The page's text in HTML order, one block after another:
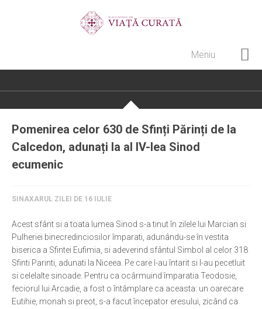
Meniu
Pateric Atonit
Istoria Bisericii
Cenaclu creștin
Noi și Biserica
Rânduieli liturgice
Predici și cateheze
Pelerinaje
Ortodox în diaspora
Evenimente
Pomenirea celor 630 de Sfinți Părinți de la
Calcedon, adunați la al IV-lea Sinod
ecumenic
SINAXARUL ZILEI DE 16 IULIE
Acest sfânt si a toata lumea Sinod s-a tinut în zilele lui Marcian si
Pulheriei binecredinciosilor împarati, adunându-se în vestita
biserica a Sfintei Eufimia, si adeverind sfântul Simbol al celor 318
Sfinti Parinti, adunati la Niceea. Pe care l-au întarit si l-au pecetluit
si celelalte sinoade. Pentru ca ocârmuind împaratia Teodosie,
feciorul lui Arcadie, a fost o întâmplare ca aceasta: un oarecare
Eutihie, monah si preot, s-a facut începator eresului, zicând ca